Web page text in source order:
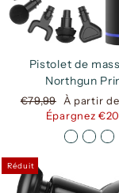
Pistolet de
Northgun
Prix
régulier
€79,99
Prix
réduit
À partir
Épargnez
Réduit